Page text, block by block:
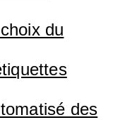
du
des